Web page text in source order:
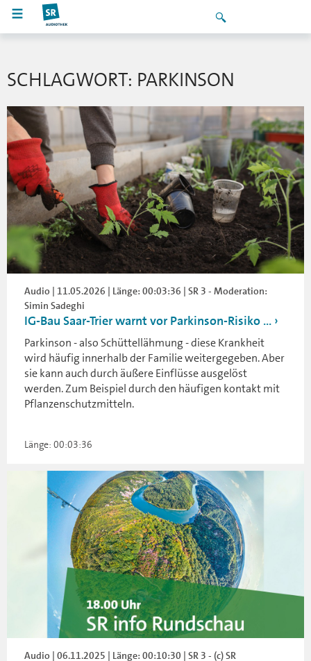
SCHLAGWORT: PARKINSON
Audio | 11.05.2026 | Länge: 00:03:36 | SR 3 - Moderation:
Simin Sadeghi
IG-Bau Saar-Trier warnt vor Parkinson-Risiko ...
Parkinson - also Schüttellähmung - diese Krankheit
wird häufig innerhalb der Familie weitergegeben. Aber
sie kann auch durch äußere Einflüsse ausgelöst
werden. Zum Beispiel durch den häufigen kontakt mit
Pflanzenschutzmitteln.
Länge: 00:03:36
Audio | 06.11.2025 | Länge: 00:10:30 | SR 3 - (c) SR